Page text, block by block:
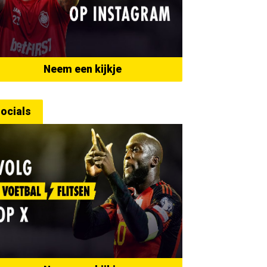
Neem een kijkje